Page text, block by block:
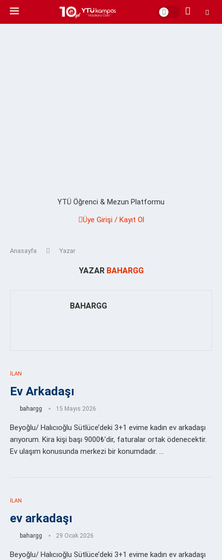
YTÜ Öğrenci & Mezun Platformu
Üye Girişi / Kayıt Ol
Anasayfa Yazar
YAZAR BAHARGG
BAHARGG
İLAN
Ev Arkadaşı
bahargg 15 Mayıs 2026
Beyoğlu/ Halıcıoğlu Sütlüce’deki 3+1 evime kadın ev arkadaşı
arıyorum. Kira kişi başı 9000₺’dir, faturalar ortak ödenecektir.
Ev ulaşım konusunda merkezi bir konumdadır. …
İLAN
ev arkadaşı
bahargg 29 Ocak 2026
Beyoğlu/ Halıcıoğlu Sütlüce’deki 3+1 evime kadın ev arkadaşı